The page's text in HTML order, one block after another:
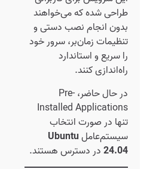
طراحی شده که می‌خواهند
بدون انجام نصب دستی و
تنظیمات زمان‌بر، سرور خود
را سریع و استاندارد
راه‌اندازی کنند.
در حال حاضر، Pre-
Installed Applications
تنها در صورت انتخاب
سیستم‌عاملUbuntu
24.04در دسترس هستند.